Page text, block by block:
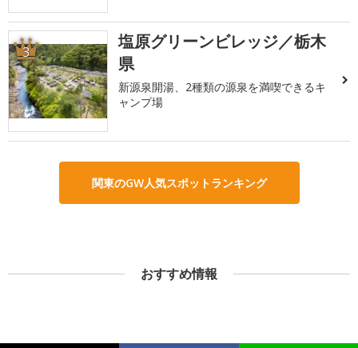
3
塩原グリーンビレッジ／栃木
県
新源泉開湯、2種類の源泉を満喫できるキ
ャンプ場
関東のGW人気スポットランキング
おすすめ情報